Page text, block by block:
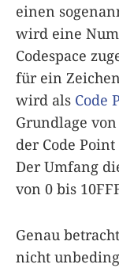
einen
wird eine
Codespace
für ein
wird als Code
Grundlage
der Code
Der Umfang
von 0 bis
Genau
nicht